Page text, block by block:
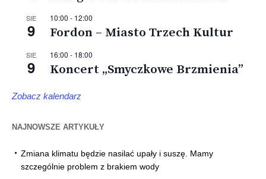
SIE
9
10:00 - 12:00
Fordon – Miasto Trzech Kultur
SIE
9
16:00 - 18:00
Koncert „Smyczkowe Brzmienia”
Zobacz kalendarz
NAJNOWSZE ARTYKUŁY
Zmiana klimatu będzie nasilać upały i suszę. Mamy
szczególnie problem z brakiem wody